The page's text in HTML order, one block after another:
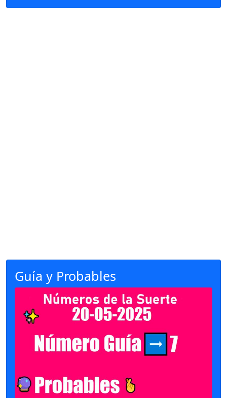
Guía y Probables